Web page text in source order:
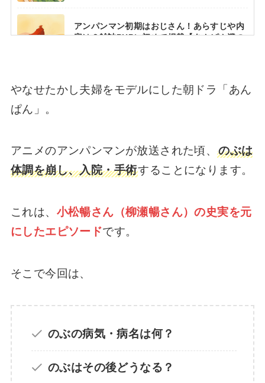
アンパンマン初期はおじさん！あらすじや内
容は？雑誌PHPに初めて掲載【あんぱん澄の
「男女禁制」手塚治虫が掲げた意味とは？仕
ヤムおじさんの年齢は今何歳？おじいちゃん
姿で再登場【あんぱん屋村草吉】
【画像】千夜一夜物語のキャラクターまと
あんぱん登美子やのぶは裏千家？茶道の流派
「てのひらのうえのかなしみ」の全文は？や
なせたかしの詩があんぱんに登場！
やなせたかし夫婦をモデルにした朝ドラ「あん
ぱん」。
アニメのアンパンマンが放送された頃、のぶは
体調を崩し、入院・手術することになります。
これは、 小松暢さん（柳瀬暢さん）の史実を元
にしたエピソードです。
そこで今回は、
のぶの病気・病名は何？
のぶはその後どうなる？